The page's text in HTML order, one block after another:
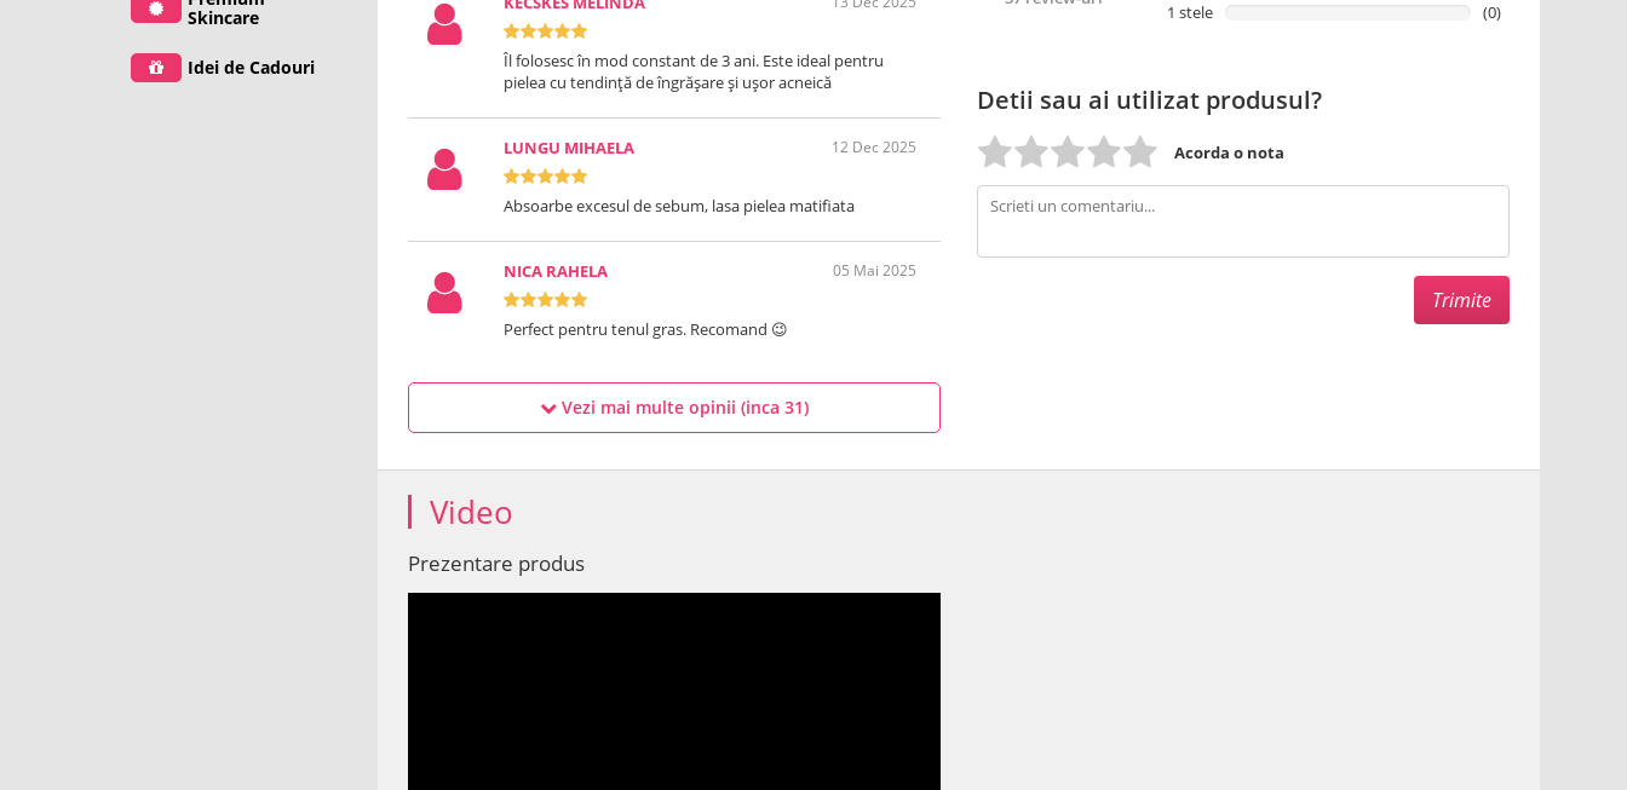
Skincare
Idei de Cadouri
Îl folosesc în mod constant de 3 ani. Este ideal pentru
pielea cu tendință de îngrășare și ușor acneică
LUNGU MIHAELA 12 Dec 2025
Absoarbe excesul de sebum, lasa pielea matifiata
NICA RAHELA 05 Mai 2025
Perfect pentru tenul gras. Recomand 😉
Vezi mai multe opinii (inca 31)
1 stele
(0)
Detii sau ai utilizat produsul?
Acorda o nota
Video
Prezentare produs